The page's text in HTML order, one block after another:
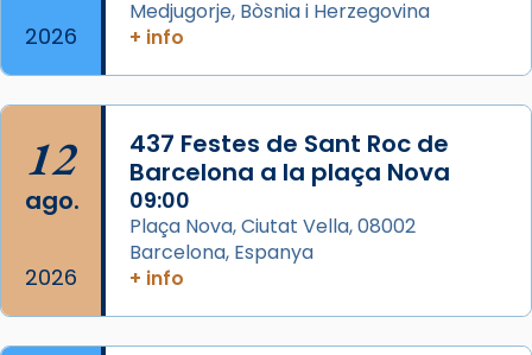
2 weeks ago
Acompanyant la història de sant Cugat, a
partir de l’Edat Mitjana sorgeix la tradició
que les santes Juliana (“relatiu a Júlia”) i
Semproniana (“relatiu a Semprònia =
eterna”) són deixebles seves. I l’any 1667, el
frare Joan Gaspar Roig, afirma en una obra
que les santes són filles de l’antiga Iluro.
Mataró en reivindicarà les relíq
2026
Medjugorje, Bòsnia i Herzegovina
+ info
12
ago.
2026
437 Festes de Sant Roc de
Barcelona a la plaça Nova
09:00
Plaça Nova, Ciutat Vella, 08002
Barcelona, Espanya
+ info